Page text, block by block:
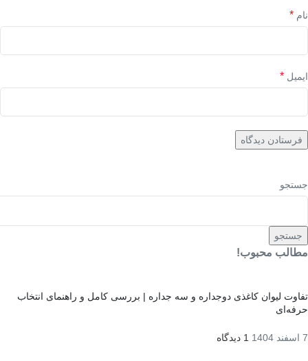
نام *
ایمیل *
جستجو
جستجو
مطالب محبوب!
تفاوت لیوان کاغذی دوجداره و سه جداره | بررسی کامل و راهنمای انتخاب
حرفه‌ای
7 اسفند 1404 1 دیدگاه